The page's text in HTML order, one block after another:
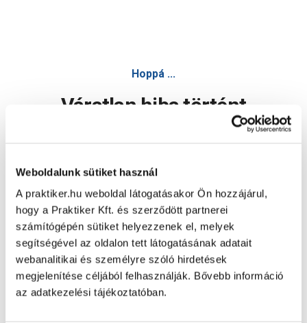
Weboldalunk sütiket használ
A praktiker.hu weboldal látogatásakor Ön hozzájárul,
hogy a Praktiker Kft. és szerződött partnerei
számítógépén sütiket helyezzenek el, melyek
segítségével az oldalon tett látogatásának adatait
webanalitikai és személyre szóló hirdetések
megjelenítése céljából felhasználják. Bővebb információ
az adatkezelési tájékoztatóban.
Hoppá ...
Váratlan hiba történt
Oldal újratöltése